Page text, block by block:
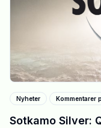
Nyheter Kommentarer
Sotkamo Silver: